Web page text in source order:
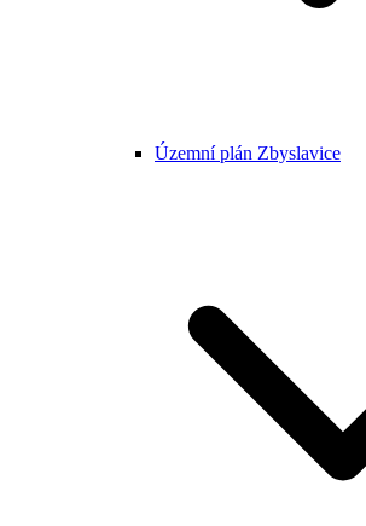
Územní plán Zbyslavice